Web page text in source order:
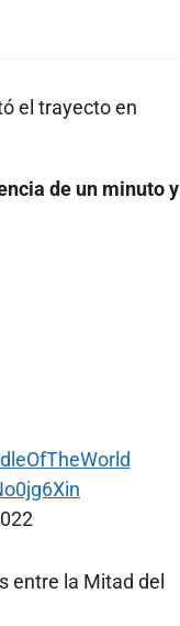
el trayecto en
de un minuto y
entre la Mitad del